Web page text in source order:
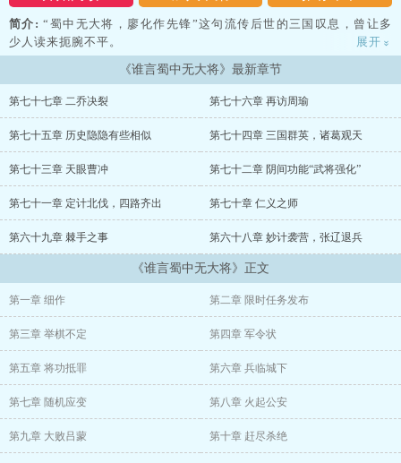
简介: “蜀中无大将，廖化作先锋”这句流传后世的三国叹息，曾让多
少人读来扼腕不平。
秦怀策亦不例外。自他穿越而来那一日起，便暗下决心，要亲手改写
这令人不甘的结局。
【恭喜属主，获得三国第一猛将——吕布之身躯。】
【限时任务发布：扭转关羽败走麦城、东吴夺取荆州的既定结局。
（限时：2个月）】
【任务奖励：与吕布身躯融合度提升30%。】
看着眼前浮现的提示，秦怀策不由低笑一声。
他本就是历史研究生出身，胸中韬略万千，如今又承了战神吕布的体
若干年后，烽火几度。洛阳城下，旌旗猎猎。
曹家后人立于城头，望着下方那手持方天画戟，胯下追风赤兔的伟岸
身影，不由低声长叹：
展开 »
《谁言蜀中无大将》最新章节
第七十七章 二乔决裂 第七十六章 再访周瑜
第七十五章 历史隐隐有些相似 第七十四章 三国群英，诸葛观天
第七十三章 天眼曹冲 第七十二章 阴间功能“武将强化”
第七十一章 定计北伐，四路齐出 第七十章 仁义之师
第六十九章 棘手之事 第六十八章 妙计袭营，张辽退兵
《谁言蜀中无大将》正文
第一章 细作 第二章 限时任务发布
第三章 举棋不定 第四章 军令状
第五章 将功抵罪 第六章 兵临城下
第七章 随机应变 第八章 火起公安
第九章 大败吕蒙 第十章 赶尽杀绝